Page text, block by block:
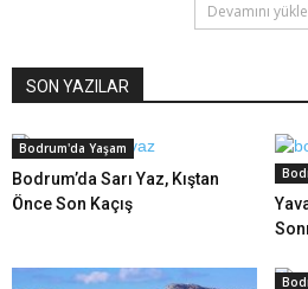
Devamını yükle
SON YAZILAR
Bodrum'da Yaşam
Bodrum’da Sarı Yaz, Kıştan
Önce Son Kaçış